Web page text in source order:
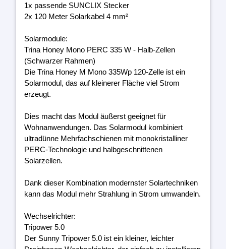
1x passende SUNCLIX Stecker
2x 120 Meter Solarkabel 4 mm²
Solarmodule:
Trina Honey Mono PERC 335 W - Halb-Zellen
(Schwarzer Rahmen)
Die Trina Honey M Mono 335Wp 120-Zelle ist ein
Solarmodul, das auf kleinerer Fläche viel Strom
erzeugt.
Dies macht das Modul äußerst geeignet für
Wohnanwendungen. Das Solarmodul kombiniert
ultradünne Mehrfachschienen mit monokristalliner
PERC-Technologie und halbgeschnittenen
Solarzellen.
Dank dieser Kombination modernster Solartechniken
kann das Modul mehr Strahlung in Strom umwandeln.
Wechselrichter:
Tripower 5.0
Der Sunny Tripower 5.0 ist ein kleiner, leichter